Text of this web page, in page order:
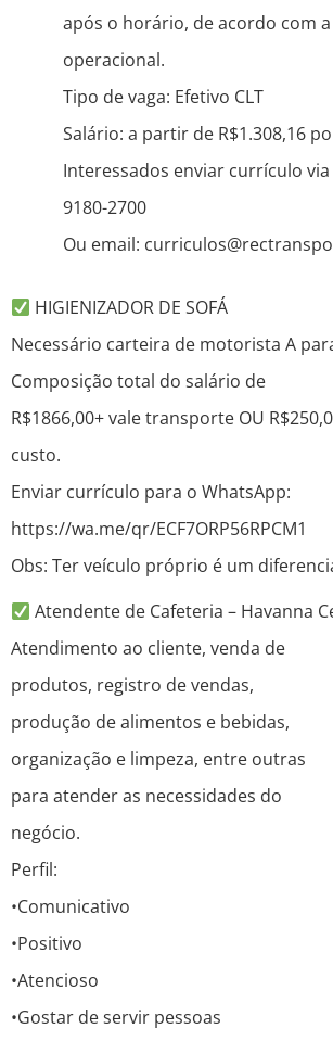
após o horário, de acordo com
operacional.
Tipo de vaga: Efetivo CLT
Salário: a partir de R$1.308,16
Interessados enviar currículo via
9180-2700
Ou email:
HIGIENIZADOR DE SOFÁ
Necessário carteira de motorista A
Composição total do salário de
R$1866,00+ vale transporte OU
custo.
Enviar currículo para o WhatsApp:
https://wa.me/qr/ECF7ORP56RPCM1
Obs: Ter veículo próprio é um
Atendente de Cafeteria – Havanna
Atendimento ao cliente, venda de
produtos, registro de vendas,
produção de alimentos e bebidas,
organização e limpeza, entre outras
para atender as necessidades do
negócio.
Perfil:
•Comunicativo
•Positivo
•Atencioso
•Gostar de servir pessoas